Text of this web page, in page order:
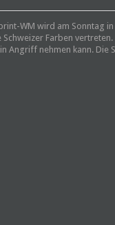
WM wird am Sonntag
Farben
Angriff nehmen kann. Die